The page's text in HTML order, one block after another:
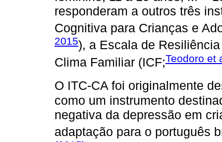
responderam a outros três
Cognitiva para Crianças e
2015), a Escala de
Clima Familiar (ICF;Teodoro et
O ITC-CA foi originalmente
como um instrumento
negativa da depressão em
adaptação para o português